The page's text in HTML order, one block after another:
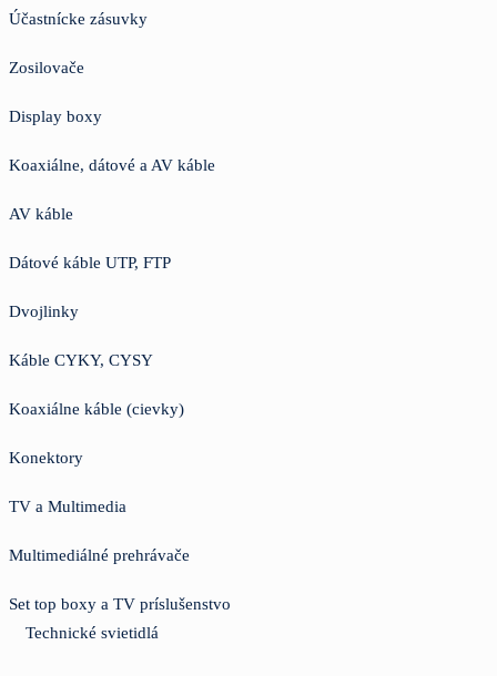
Účastnícke zásuvky
Zosilovače
Display boxy
Koaxiálne, dátové a AV káble
AV káble
Dátové káble UTP, FTP
Dvojlinky
Káble CYKY, CYSY
Koaxiálne káble (cievky)
Konektory
TV a Multimedia
Multimediálné prehrávače
Set top boxy a TV príslušenstvo
Technické svietidlá